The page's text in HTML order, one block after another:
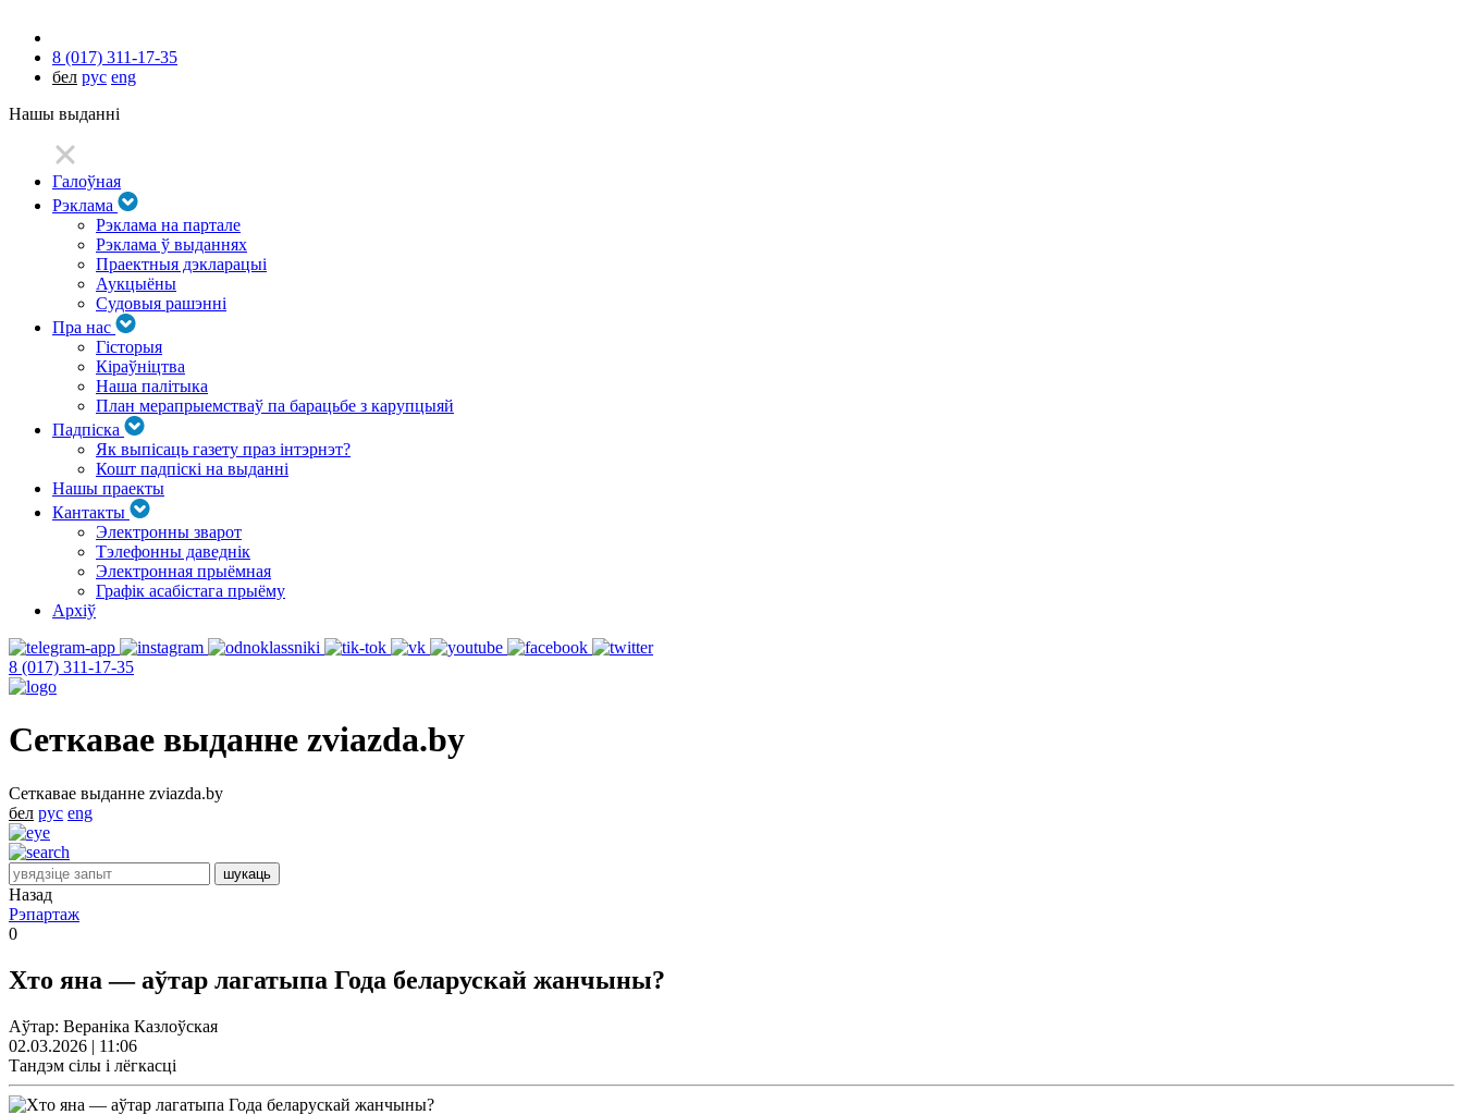
8 (017) 311-17-35
бел рус eng
Нашы выданні
Галоўная
Рэклама
Рэклама на партале
Рэклама ў выданнях
Праектныя дэкларацыі
Аукцыёны
Судовыя рашэнні
Пра нас
Гісторыя
Кіраўніцтва
Наша палітыка
План мерапрыемстваў па барацьбе з карупцыяй
Падпіска
Як выпісаць газету праз інтэрнэт?
Кошт падпіскі на выданні
Нашы праекты
Кантакты
Электронны зварот
Тэлефонны даведнік
Электронная прыёмная
Графік асабістага прыёму
Архіў
8 (017) 311-17-35
Сеткавае выданне zviazda.by
Сеткавае выданне zviazda.by
бел рус eng
Назад
Рэпартаж
0
Хто яна — аўтар лагатыпа Года беларускай жанчыны?
Аўтар: Вераніка Казлоўская
02.03.2026 | 11:06
Тандэм сілы і лёгкасці